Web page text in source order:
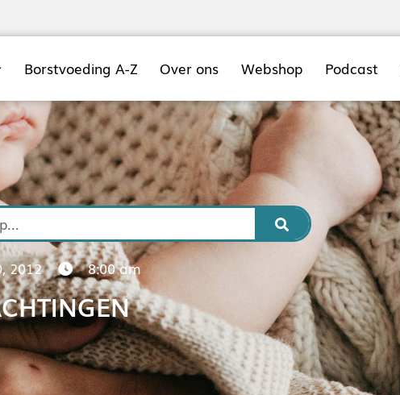
Borstvoeding A-Z Over ons Webshop Podcast
2012 8:00 am